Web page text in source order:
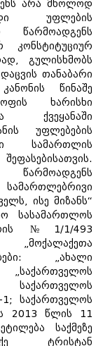
არა მხოლოდ
უფლების
წარმოადგენს
კონსტიტუციურ
გულისხმობს
თანაბარი
წინაშე
ხარისხი
ქვეყანაში
უფლებების
სამართლის
ისე მიზანს“
სასამართლოს
№1/1/493
„მოქალაქეთა
„ახალი
საქართველოს
1; საქართველოს
2013 წლის 11
საქმეზე
ტრისტან